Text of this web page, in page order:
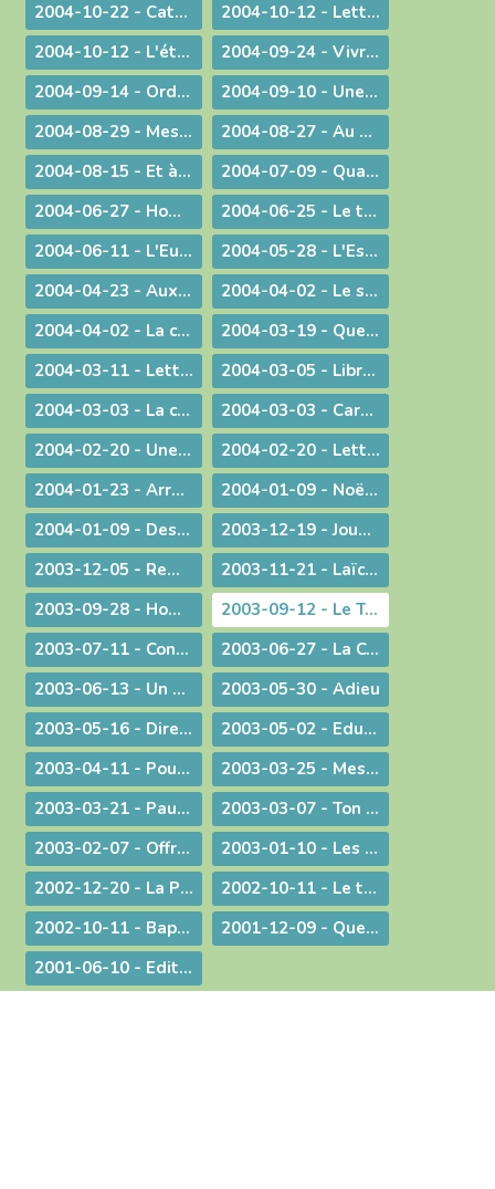
2004-10-22 - Catécoeur ! Jésus est mon trésor
2004-10-12 - Lettre aux prêtres
2004-10-12 - L'étrange pouvoir du clown
2004-09-24 - Vivre en Eglise
2004-09-14 - Ordination sacerdotale à la Chartreuse de Portes
2004-09-10 - Une année eucharistique, 2005
2004-08-29 - Message aux catholiques de Bourg et des environs
2004-08-27 - Au seuil de la nouvelle année pastorale
2004-08-15 - Et à l'heure de notre mort
2004-07-09 - Quand Dieu est reconduit à la frontière
2004-06-27 - Homélie pour les ordinations
2004-06-25 - Le temps des changements
2004-06-11 - L'Eucharistie dans le réalisme de sa célébration
2004-05-28 - L'Esprit de Vérité, "que le Père enverra en mon nom"
2004-04-23 - Aux heures d'incertitude : une figure de sainteté sacerdotale
2004-04-02 - Le sérieux de l'existence humaine
2004-04-02 - La charité ne se sous-traite pas
2004-03-19 - Quel avenir pour le monde ?
2004-03-11 - Lettre au Cardinal Rouco Varela, archevêque de Madrid, après les attentats du 11 mars 2004
2004-03-05 - Libre méditation sur le récit des tentations du Christ
2004-03-03 - La conversion est possible
2004-03-03 - Carême : Lettre pastorale & Courrier aux prêtres du diocèse
2004-02-20 - Une visite pas comme les autres !
2004-02-20 - Lettre de l'évêque de Belley-Ars aux prêtres du diocèse
2004-01-23 - Arrêt sur image
2004-01-09 - Noël ! "un" Sauveur ou "LE" Sauveur
2004-01-09 - Des voeux de nouvel an tirés de l'actualité
2003-12-19 - Jouez hautbois, résonnez musettes !
2003-12-05 - Remue-ménage au parlement !
2003-11-21 - Laïcité : confiance et appréhension
2003-09-28 - Homélie de la Messe du 26° dimanche ordinaire radiodiffusée depuis l'Abbaye d'Ambronay
2003-09-12 - Le Trésor de l'Eucharistie
2003-07-11 - Continuez votre oeuvre précieuse et irremplaçable
2003-06-27 - La Constitution européenne : ultime version - Un silence plus éloquent que toutes les paroles
2003-06-13 - Un préambule contesté
2003-05-30 - Adieu
2003-05-16 - Dire merci !
2003-05-02 - Education et vocation
2003-04-11 - Pour une catéchèse pascale
2003-03-25 - Message aux communautés musulmanes et chrétiennes de Bourg-en-Bresse
2003-03-21 - Paul Couturier, apôtre de l'unité
2003-03-07 - Ton Père voit dans le secret !
2003-02-07 - Offrir ses mains et son cœur
2003-01-10 - Les bienfaits du dialogue œcuménique
2002-12-20 - La Prière à Marie : un itinéraire de contemplation, une source pour l'action
2002-10-11 - Le temps de la mission
2002-10-11 - Baptême et mariage - Dans une pastorale d'évangélisation harmoniser nos pratiques pour mieux proposer la foi
2001-12-09 - Questions d'actualité avec Mgr Bagnard
2001-06-10 - Edito : Pour qu'ils aient la vie en abondance !